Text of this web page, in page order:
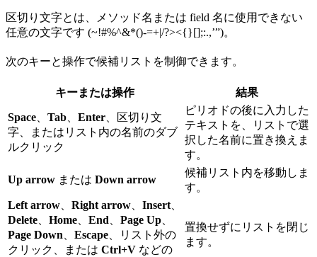
区切り文字とは、メソッド名または field 名に使用できない
任意の文字です (~!#%^&*()-=+|/?><{}[];:.,’”)。
次のキーと操作で候補リストを制御できます。
キーまたは操作 結果
Space Tab Enter 、区切り文
字、またはリスト内の名前のダブ
ルクリック
ピリオドの後に入力した
テキストを、リストで選
択した名前に置き換えま
す。
Up arrow または Down arrow
候補リスト内を移動しま
す。
Left arrow
Right arrow Insert
Delete
Home End Page Up
Page Down
Escape 、リスト外の
クリック、または Ctrl+V などの
置換せずにリストを閉じ
ます。